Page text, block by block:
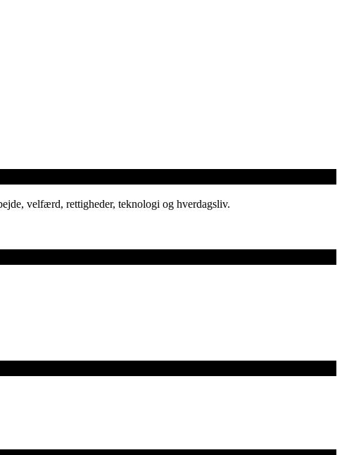
velfærd, rettigheder, teknologi og hverdagsliv.